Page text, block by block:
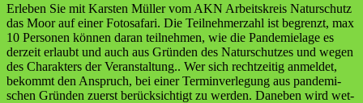
Erle­ben Sie mit Kars­ten Mül­ler vom AKN Arbeits­kreis Natur­schutz
das Moor auf einer Foto­sa­fa­ri. Die Teil­neh­mer­zahl ist begrenzt, max
10 Per­so­nen kön­nen dar­an teil­neh­men, wie die Pan­de­mie­la­ge es
der­zeit erlaubt und auch aus Grün­den des Natur­schut­zes und wegen
des Cha­rak­ters der Ver­an­stal­tung.. Wer sich recht­zei­tig anmel­det,
bekommt den Anspruch, bei einer Ter­min­ver­le­gung aus pan­de­mi­
schen Grün­den zuerst berück­sich­tigt zu wer­den. Dane­ben wird wet­